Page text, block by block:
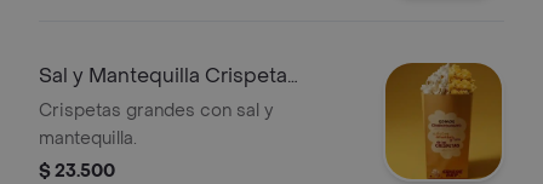
Sal y Mantequilla Crispeta
Grande
Crispetas grandes con sal y
mantequilla.
$ 23.500